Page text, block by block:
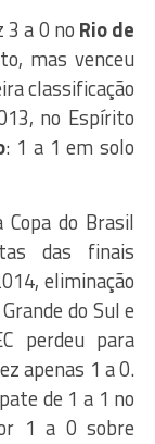
3 a 0 no Rio de
mas venceu
classificação
no Espírito
: 1 a 1 em solo
do Brasil
das finais
eliminação
do Sul e
perdeu para
apenas 1 a 0.
de 1 a 1 no
1 a 0 sobre